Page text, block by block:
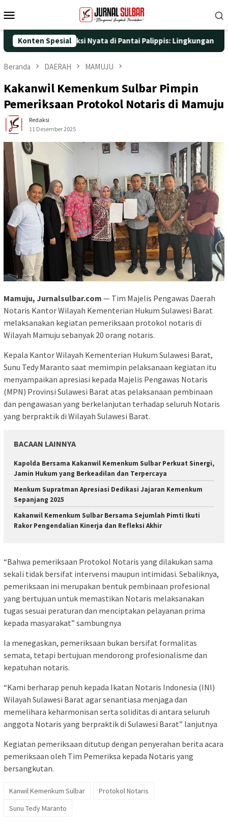
ke
Mobile
Konten Spesial
dengan Aksi Nyata di Pantai Palippis: Lingkungan dan
Beranda DAERAH MAMUJU
Kakanwil Kemenkum Sulbar Pimpin
Pemeriksaan Protokol Notaris di Mamuju
Redaksi
11 Desember 2025
Mamuju, Jurnalsulbar.com — Tim Majelis Pengawas Daerah
Notaris Kantor Wilayah Kementerian Hukum Sulawesi Barat
melaksanakan kegiatan pemeriksaan protokol notaris di
Wilayah Mamuju sebanyak 20 orang notaris.
Kepala Kantor Wilayah Kementerian Hukum Sulawesi Barat,
Sunu Tedy Maranto saat memimpin pelaksanaan kegiatan itu
menyampaikan apresiasi kepada Majelis Pengawas Notaris
(MPN) Provinsi Sulawesi Barat atas pelaksanaan pembinaan
dan pengawasan yang berkelanjutan terhadap seluruh Notaris
yang berpraktik di Wilayah Sulawesi Barat.
BACAAN LAINNYA
Kapolda Bersama Kakanwil Kemenkum Sulbar Perkuat Sinergi,
Jamin Hukum yang Berkeadilan dan Terpercaya
Menkum Supratman Apresiasi Dedikasi Jajaran Kemenkum
Sepanjang 2025
Kakanwil Kemenkum Sulbar Bersama Sejumlah Pimti Ikuti
Rakor Pengendalian Kinerja dan Refleksi Akhir
“Bahwa pemeriksaan Protokol Notaris yang dilakukan sama
sekali tidak bersifat intervensi maupun intimidasi. Sebaliknya,
pemeriksaan ini merupakan bentuk pembinaan profesional
yang bertujuan untuk memastikan Notaris melaksanakan
tugas sesuai peraturan dan menciptakan pelayanan prima
kepada masyarakat” sambungnya
Ia menegaskan, pemeriksaan bukan bersifat formalitas
semata, tetapi bertujuan mendorong profesionalisme dan
kepatuhan notaris.
“Kami berharap penuh kepada Ikatan Notaris Indonesia (INI)
Wilayah Sulawesi Barat agar senantiasa menjaga dan
memelihara keharmonisan serta soliditas di antara seluruh
anggota Notaris yang berpraktik di Sulawesi Barat” lanjutnya
Kegiatan pemeriksaan ditutup dengan penyerahan berita acara
pemeriksaan oleh Tim Pemeriksa kepada Notaris yang
bersangkutan.
Kanwil Kemenkum Sulbar
Protokol Notaris
Sunu Tedy Maranto